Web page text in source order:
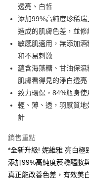
Google Pay
AFTEE先享後付
相關說明
【關於「AFTEE先享後付」】
AFTEE先享後付是「在收到
便利好安心！
１．簡單：不需註冊會員、
３．安心：先確認商品／服
【「AFTEE先享後付」結帳流
１．於結帳方式選擇「
２．訂單成立數日內，您將收
３．收到繳費通知簡訊後14
ATM／網路銀行／等多元方
※ 請注意：結帳手續完成當
購買商品的店家。未經商家
即享券
運送方式
每筆NT$65，滿NT$390(
萊爾富取貨付款
每筆NT$65，滿NT$490(
透亮、白皙
添加99%高純度珍稀
造成的肌膚色差，並
敏感肌適用，無添加
和不易刺激
蘊含海藻糖、甘油保
肌膚看得見的淨白透亮
致力環保，84%瓶身
輕、薄、透，羽感質
計
銷售重點
*全新升級! 妮維雅 亮白極
添加99%高純度菸鹼醯胺
真正能改善色差，有效美